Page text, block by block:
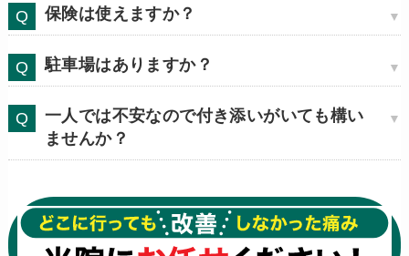
保険は使えますか？
駐車場はありますか？
一人では不安なので付き添いがいても構い
ませんか？